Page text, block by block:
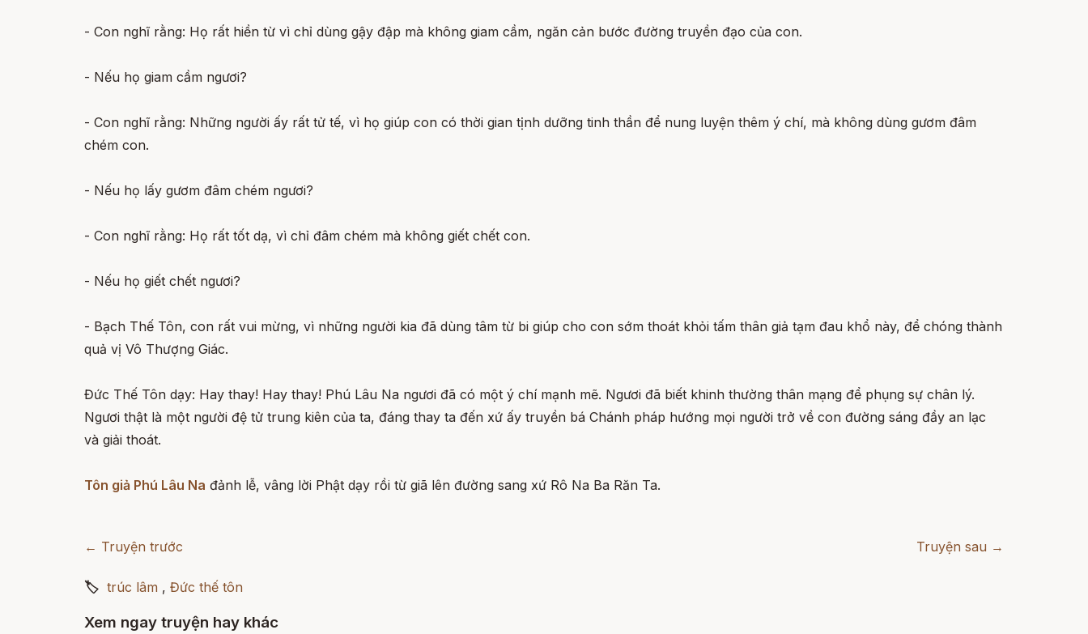
- Con nghĩ rằng: Họ rất hiền từ vì chỉ dùng gậy đập mà không giam cầm, ngăn cản bước đường truyền đạo của con.
- Nếu họ giam cầm ngươi?
- Con nghĩ rằng: Những người ấy rất tử tế, vì họ giúp con có thời gian tịnh dưỡng tinh thần để nung luyện thêm ý chí, mà không dùng gươm đâm
chém con.
- Nếu họ lấy gươm đâm chém ngươi?
- Con nghĩ rằng: Họ rất tốt dạ, vì chỉ đâm chém mà không giết chết con.
- Nếu họ giết chết ngươi?
- Bạch Thế Tôn, con rất vui mừng, vì những người kia đã dùng tâm từ bi giúp cho con sớm thoát khỏi tấm thân giả tạm đau khổ này, để chóng thành
quả vị Vô Thượng Giác.
Đức Thế Tôn dạy: Hay thay! Hay thay! Phú Lâu Na ngươi đã có một ý chí mạnh mẽ. Ngươi đã biết khinh thường thân mạng để phụng sự chân lý.
Ngươi thật là một người đệ tử trung kiên của ta, đáng thay ta đến xứ ấy truyền bá Chánh pháp hướng mọi người trở về con đường sáng đầy an lạc
và giải thoát.
Tôn giả Phú Lâu Na đảnh lễ, vâng lời Phật dạy rồi từ giã lên đường sang xứ Rô Na Ba Răn Ta.
← Truyện trước Truyện sau →
🏷 trúc lâm , Đức thế tôn
Xem ngay truyện hay khác